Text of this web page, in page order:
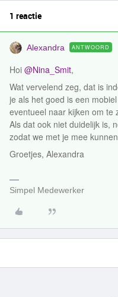
1 reactie
Alexandra ANTWOORD
Hoi @Nina_Smit,
Wat vervelend zeg, dat is
je als het goed is een
eventueel naar kijken om te
Als dat ook niet duidelijk is,
zodat we met je mee
Groetjes, Alexandra
Simpel Medewerker